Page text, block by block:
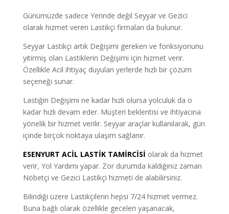
Günümüzde sadece Yerinde değil Seyyar ve Gezici
olarak hizmet veren Lastikçi firmaları da bulunur.
Seyyar Lastikçi artık Değişimi gereken ve fonksiyonunu
yitirmiş olan Lastiklerin Değişimi için hizmet verir.
Özellikle Acil ihtiyaç duyulan yerlerde hızlı bir çözüm
seçeneği sunar.
Lastiğin Değişimi ne kadar hızlı olursa yolculuk da o
kadar hızlı devam eder. Müşteri beklentisi ve ihtiyacına
yönelik bir hizmet verilir. Seyyar araçlar kullanılarak, gün
içinde birçok noktaya ulaşım sağlanır.
ESENYURT ACİL LASTİK TAMİRCİSİ olarak da hizmet
verir, Yol Yardımı yapar. Zor durumda kaldığınız zaman
Nöbetçi ve Gezici Lastikçi hizmeti de alabilirsiniz.
Bilindiği üzere Lastikçilerin hepsi 7/24 hizmet vermez.
Buna bağlı olarak özellikle geceleri yaşanacak,